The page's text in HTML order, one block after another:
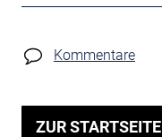
Kommentare
ZUR STARTSEITE